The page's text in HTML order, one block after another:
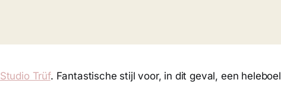
Studio Trüf. Fantastische stijl voor, in dit geval, een heleboel